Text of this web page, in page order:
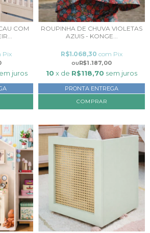
COM
Pix
juros
ROUPINHA DE CHUVA VIOLETAS
AZUIS - KONGE...
R$1.187,00
R$1.068,30 com Pix
10 x de R$118,70 sem juros
PRONTA ENTREGA
COMPRAR